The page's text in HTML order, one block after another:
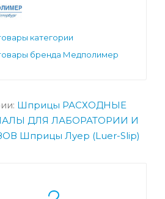
категории
бренда Медполимер
Шприцы РАСХОДНЫЕ
ДЛЯ ЛАБОРАТОРИИ И
Шприцы Луер (Luer-Slip)